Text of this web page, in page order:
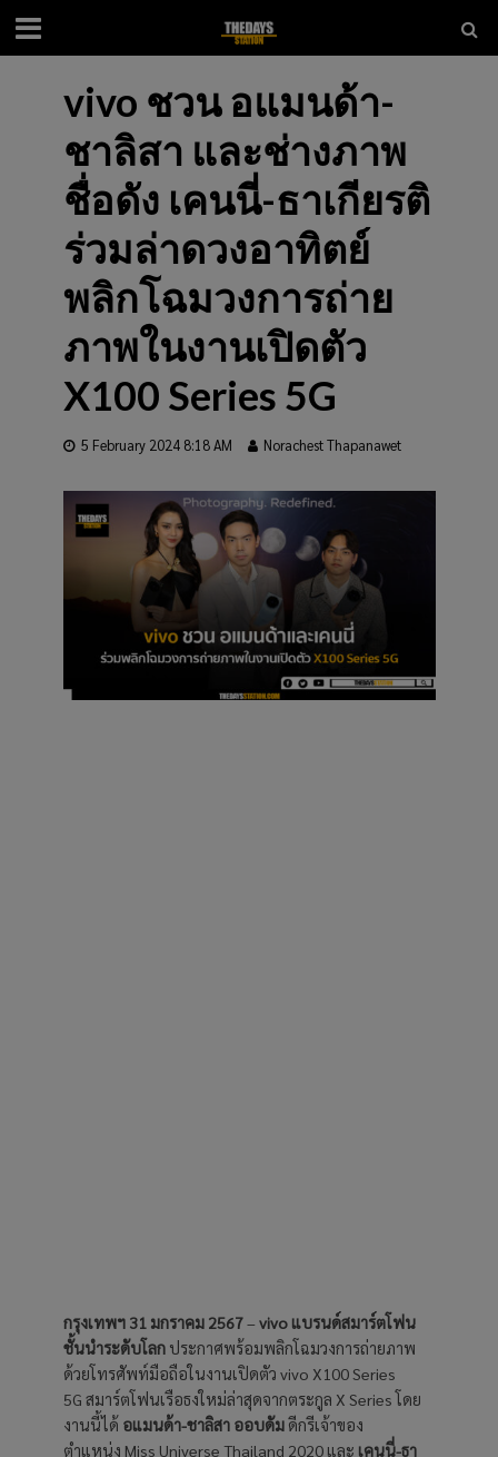
vivo ชวน อแมนด้า-
ชาลิสา และช่างภาพ
ชื่อดัง เคนนี่-ธาเกียรติ
ร่วมล่าดวงอาทิตย์
พลิกโฉมวงการถ่าย
ภาพในงานเปิดตัว
X100 Series 5G
5 February 2024 8:18 AM Norachest Thapanawet
กรุงเทพฯ 31 มกราคม 2567– vivo แบรนด์สมาร์ตโฟน
ชั้นนำระดับโลก ประกาศพร้อมพลิกโฉมวงการถ่ายภาพ
ด้วยโทรศัพท์มือถือในงานเปิดตัว vivo X100 Series
5G สมาร์ตโฟนเรือธงใหม่ล่าสุดจากตระกูล X Series โดย
งานนี้ได้ อแมนด้า-ชาลิสา ออบดัมดีกรีเจ้าของ
ตำแหน่ง Miss Universe Thailand 2020 และ เคนนี่-ธา